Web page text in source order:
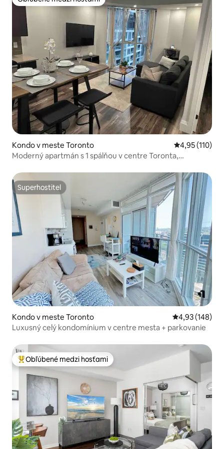
Obľúbené medzi hosťami
Kondo v meste Toronto Priemerné
4,95 (110)
Moderný apartmán s 1 spálňou v centre Toronta,
Superhostiteľ
Superhostiteľ
Kondo v meste Toronto Priemerné
4,93 (148)
Luxusný celý kondomínium v centre mesta + parkovanie
Najobľúbenejšie medzi hosťami
Obľúbené medzi hosťami